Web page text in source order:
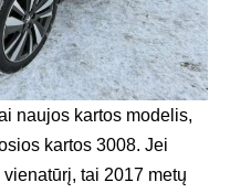
naujos kartos modelis,
kartos 3008. Jei
tai 2017 metų